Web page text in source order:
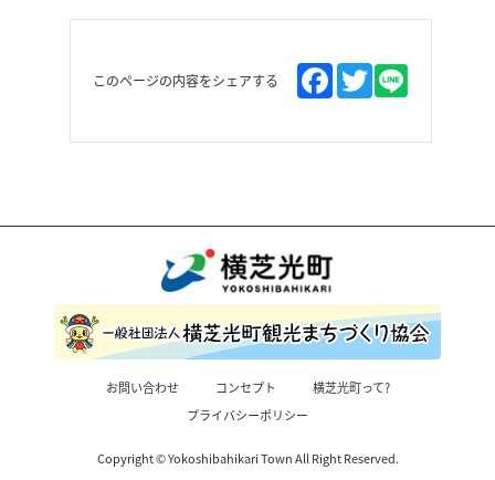
このページの内容をシェアする
お問い合わせ コンセプト
横芝光町って?
プライバシーポリシー
Copyright © Yokoshibahikari Town All Right Reserved.